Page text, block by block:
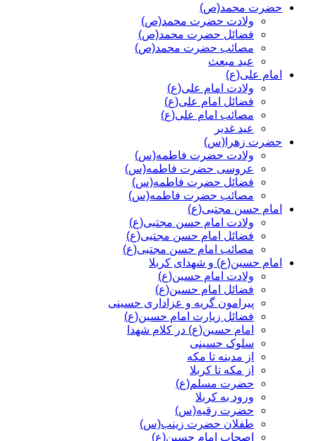
حضرت محمد(ص)
ولادت حضرت محمد(ص)
فضائل حضرت محمد(ص)
مصائب حضرت محمد(ص)
عید مبعث
امام علی(ع)
ولادت امام علی(ع)
فضائل امام علی(ع)
مصائب امام علی(ع)
عید غدیر
حضرت زهرا(س)
ولادت حضرت فاطمه(س)
عروسی حضرت فاطمه(س)
فضائل حضرت فاطمه(س)
مصائب حضرت فاطمه(س)
امام حسن مجتبی(ع)
ولادت امام حسن مجتبی(ع)
فضائل امام حسن مجتبی(ع)
مصائب امام حسن مجتبی(ع)
امام حسین(ع) و شهدای کربلا
ولادت امام حسین(ع)
فضائل امام حسین(ع)
پیرامون گریه و عزاداری حسینی
فضائل زیارت امام حسین(ع)
امام حسین(ع) در کلام شهدا
سلوک حسینی
از مدینه تا مکه
از مکه تا کربلا
حضرت مسلم(ع)
ورود به کربلا
حضرت رقیه(س)
طفلان حضرت زینب(س)
اصحاب امام حسین(ع)